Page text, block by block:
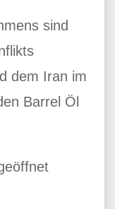
sind
dem Iran im
Barrel Öl